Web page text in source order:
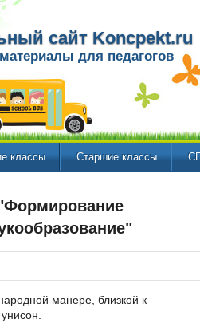
сайт Koncpekt.ru
для педагогов
классы Старшие классы
манере, близкой к